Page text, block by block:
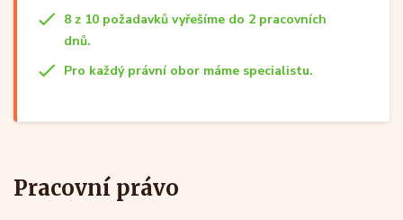
8 z 10 požadavků vyřešíme do 2 pracovních
dnů.
Pro každý právní obor máme specialistu.
Pracovní právo